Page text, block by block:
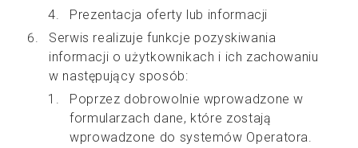
Prezentacja oferty lub informacji
Serwis realizuje funkcje pozyskiwania
informacji o użytkownikach i ich zachowaniu
w następujący sposób:
Poprzez dobrowolnie wprowadzone w
formularzach dane, które zostają
wprowadzone do systemów Operatora.